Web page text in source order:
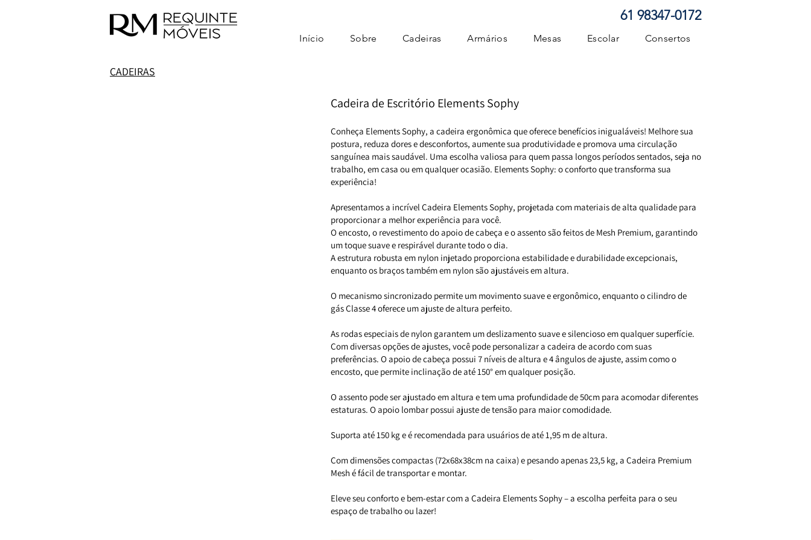
61 98347-0172
Início Sobre Cadeiras Armários Mesas Escolar Consertos
CADEIRAS
Cadeira de Escritório Elements Sophy
Conheça Elements Sophy, a cadeira ergonômica que oferece benefícios inigualáveis! Melhore sua
postura, reduza dores e desconfortos, aumente sua produtividade e promova uma circulação
sanguínea mais saudável. Uma escolha valiosa para quem passa longos períodos sentados, seja no
trabalho, em casa ou em qualquer ocasião. Elements Sophy: o conforto que transforma sua
experiência!
Apresentamos a incrível Cadeira Elements Sophy, projetada com materiais de alta qualidade para
proporcionar a melhor experiência para você.
O encosto, o revestimento do apoio de cabeça e o assento são feitos de Mesh Premium, garantindo
um toque suave e respirável durante todo o dia.
A estrutura robusta em nylon injetado proporciona estabilidade e durabilidade excepcionais,
enquanto os braços também em nylon são ajustáveis em altura.
O mecanismo sincronizado permite um movimento suave e ergonômico, enquanto o cilindro de
gás Classe 4 oferece um ajuste de altura perfeito.
As rodas especiais de nylon garantem um deslizamento suave e silencioso em qualquer superfície.
Com diversas opções de ajustes, você pode personalizar a cadeira de acordo com suas
preferências. O apoio de cabeça possui 7 níveis de altura e 4 ângulos de ajuste, assim como o
encosto, que permite inclinação de até 150° em qualquer posição.
O assento pode ser ajustado em altura e tem uma profundidade de 50cm para acomodar diferentes
estaturas. O apoio lombar possui ajuste de tensão para maior comodidade.
Suporta até 150 kg e é recomendada para usuários de até 1,95 m de altura.
Com dimensões compactas (72x68x38cm na caixa) e pesando apenas 23,5 kg, a Cadeira Premium
Mesh é fácil de transportar e montar.
Eleve seu conforto e bem-estar com a Cadeira Elements Sophy – a escolha perfeita para o seu
espaço de trabalho ou lazer!